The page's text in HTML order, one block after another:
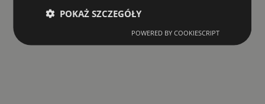
POKAŻ SZCZEGÓŁY
POWERED BY COOKIESCRIPT